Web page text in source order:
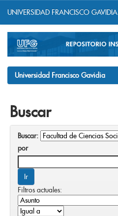
navigation
UNIVERSIDAD FRANCISCO GAVIDIA
Universidad Francisco Gavidia
Buscar
Buscar:
por
Filtros actuales: